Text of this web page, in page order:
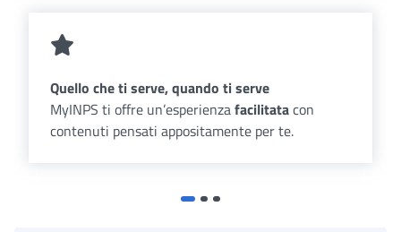
Quello che ti serve, quando ti serve
MyINPS ti offre un’esperienzafacilitatacon
contenuti pensati appositamente per te.